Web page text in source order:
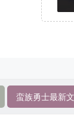
蛮族勇士最新